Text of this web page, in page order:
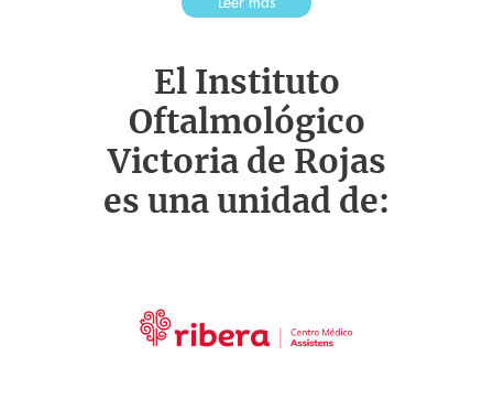
El Instituto
Oftalmológico
Victoria de Rojas
es una unidad de: